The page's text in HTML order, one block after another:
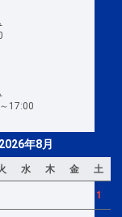
17:00
2026年8月
水 木 金 土
1